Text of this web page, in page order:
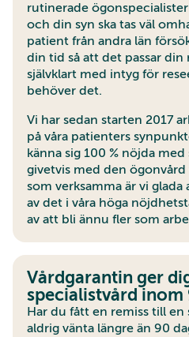
rutinerade
och din syn ska tas väl
patient från andra län
din tid så att det passar
självklart med intyg för
behöver det.
Vi har sedan starten 2017
på våra patienters
känna sig 100 % nöjda
givetvis med den
som verksamma är vi
av det i våra höga
av att bli ännu fler som
Vårdgarantin ger
specialistvård inom
Har du fått en remiss till
aldrig vänta längre än 90